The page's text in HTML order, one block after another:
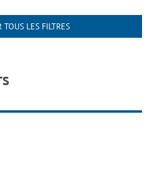
TOUS LES FILTRES